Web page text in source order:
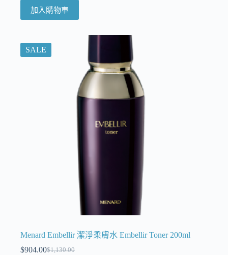
加入購物車
SALE
Menard Embellir 潔淨柔膚水 Embellir Toner 200ml
$1,130.00
$904.00